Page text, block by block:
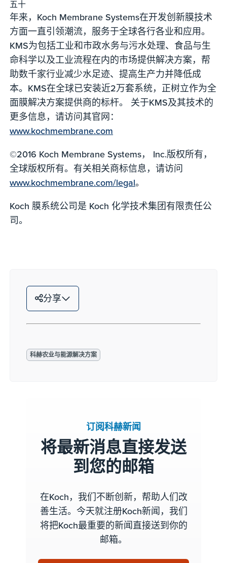
五十
年来，Koch Membrane Systems在开发创新膜技术
方面一直引领潮流，服务于全球各行各业和应用。
KMS为包括工业和市政水务与污水处理、食品与生
命科学以及工业流程在内的市场提供解决方案，帮
助数千家行业减少水足迹、提高生产力并降低成
本。KMS在全球已安装近2万套系统，正树立作为全
面膜解决方案提供商的标杆。 关于KMS及其技术的
更多信息，请访问其官网：
www.kochmembrane.com
©2016 Koch Membrane Systems， Inc.版权所有，
全球版权所有。有关相关商标信息，请访问
www.kochmembrane.com/legal。
Koch 膜系统公司是 Koch 化学技术集团有限责任公
司。
分享
科赫农业与能源解决方案
订阅科赫新闻
将最新消息直接发送
到您的邮箱
在Koch，我们不断创新，帮助人们改
善生活。今天就注册Koch新闻，我们
将把Koch最重要的新闻直接送到你的
邮箱。